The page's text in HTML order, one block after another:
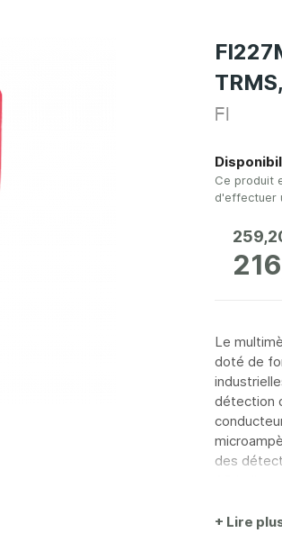
FI
Ce produit
d'effectuer
Le
doté de
détection
des
+ Lire